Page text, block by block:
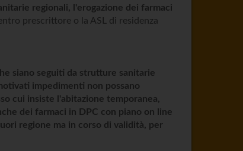
regionali, l'erogazione dei farmaci
prescrittore o la ASL di residenza
siano seguiti da strutture sanitarie
impedimenti non possano
cui insiste l'abitazione temporanea,
dei farmaci in DPC con piano on line
regione ma in corso di validità, per